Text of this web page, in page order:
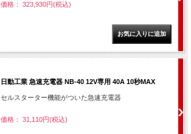
価格： 323,930円(税込)
日動工業 急速充電器 NB-40 12V専用 40A 10秒MAX
セルスターター機能がついた急速充電器
価格： 31,110円(税込)